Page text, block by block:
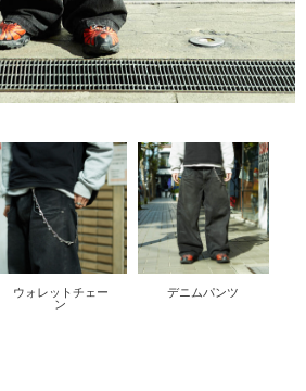
ウォレットチェー
ン
デニムパンツ